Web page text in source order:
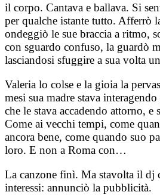
il corpo. Cantava e ballava. Si
per qualche istante tutto. Afferrò
ondeggiò le sue braccia a ritmo,
con sguardo confuso, la guardò
lasciandosi sfuggire a sua volta
Valeria lo colse e la gioia la
mesi sua madre stava
che le stava accadendo attorno, e
Come ai vecchi tempi, come
ancora bene, come quando suo
loro. E non a Roma con…
La canzone finì. Ma stavolta il dj
interessi: annunciò la pubblicità.